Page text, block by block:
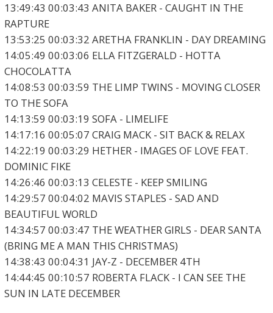
13:49:43 00:03:43 ANITA BAKER - CAUGHT IN THE
RAPTURE
13:53:25 00:03:32 ARETHA FRANKLIN - DAY DREAMING
14:05:49 00:03:06 ELLA FITZGERALD - HOTTA
CHOCOLATTA
14:08:53 00:03:59 THE LIMP TWINS - MOVING CLOSER
TO THE SOFA
14:13:59 00:03:19 SOFA - LIMELIFE
14:17:16 00:05:07 CRAIG MACK - SIT BACK & RELAX
14:22:19 00:03:29 HETHER - IMAGES OF LOVE FEAT.
DOMINIC FIKE
14:26:46 00:03:13 CELESTE - KEEP SMILING
14:29:57 00:04:02 MAVIS STAPLES - SAD AND
BEAUTIFUL WORLD
14:34:57 00:03:47 THE WEATHER GIRLS - DEAR SANTA
(BRING ME A MAN THIS CHRISTMAS)
14:38:43 00:04:31 JAY-Z - DECEMBER 4TH
14:44:45 00:10:57 ROBERTA FLACK - I CAN SEE THE
SUN IN LATE DECEMBER